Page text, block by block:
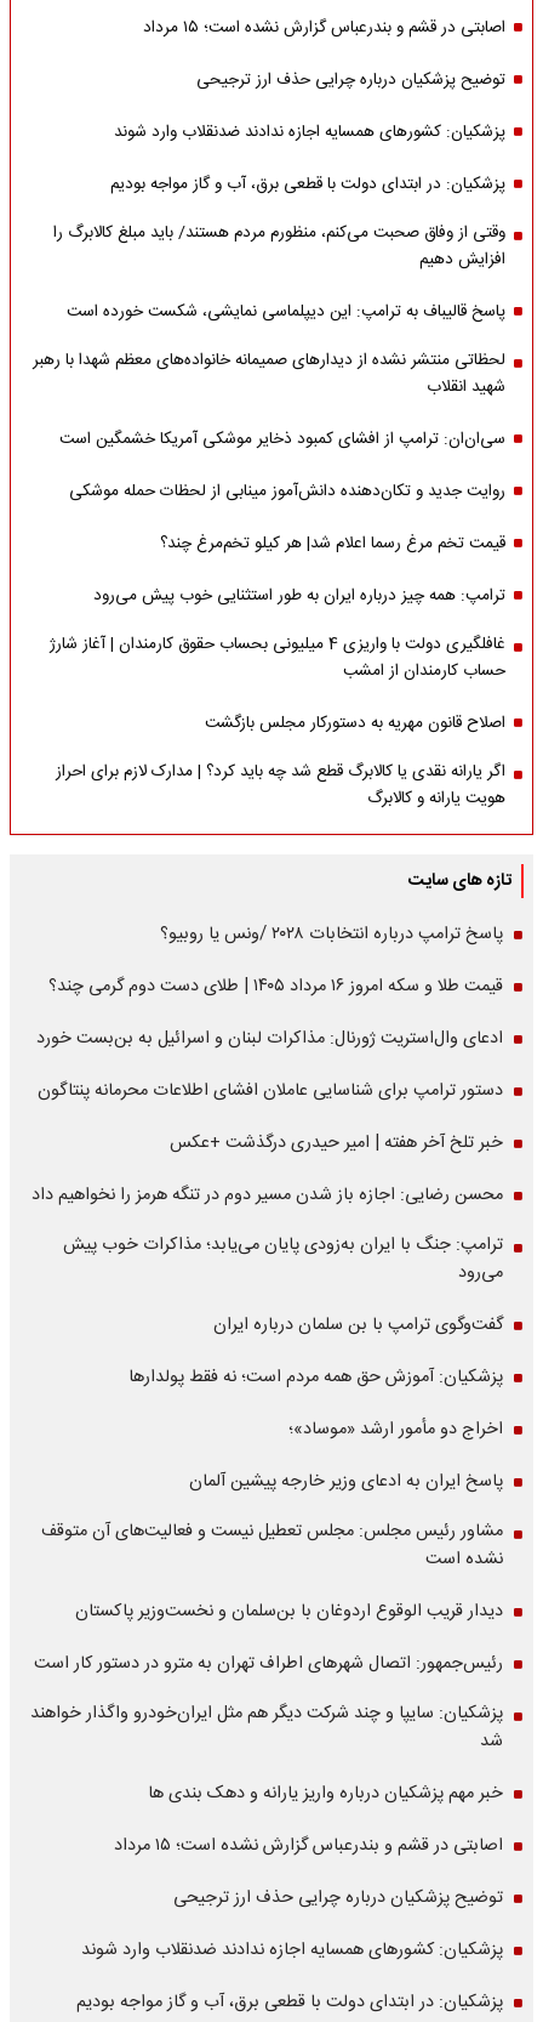
اصابتی در قشم و بندرعباس گزارش نشده است؛ ۱۵ مرداد
توضیح پزشکیان درباره چرایی حذف ارز ترجیحی
پزشکیان: کشورهای همسایه اجازه ندادند ضدنقلاب وارد شوند
پزشکیان: در ابتدای دولت با قطعی برق، آب و گاز مواجه بودیم
وقتی از وفاق صحبت می‌کنم، منظورم مردم هستند/ باید مبلغ کالابرگ را
افزایش دهیم
پاسخ قالیباف به ترامپ: این دیپلماسی نمایشی، شکست خورده است
لحظاتی منتشر نشده از دیدارهای صمیمانه خانواده‌های معظم شهدا با رهبر
شهید انقلاب
سی‌ان‌ان: ترامپ از افشای کمبود ذخایر موشکی آمریکا خشمگین است
روایت جدید و تکان‌دهنده دانش‌آموز مینابی از لحظات حمله موشکی
قیمت تخم مرغ رسما اعلام شد| هر کیلو تخم‌مرغ چند؟
ترامپ: همه چیز درباره ایران به طور استثنایی خوب پیش می‌رود
غافلگیری دولت با واریزی 4 میلیونی بحساب حقوق کارمندان | آغاز شارژ
حساب کارمندان از امشب
اصلاح قانون مهریه به دستورکار مجلس بازگشت
اگر یارانه نقدی یا کالابرگ قطع شد چه باید کرد؟ | مدارک لازم برای احراز
هویت یارانه و کالابرگ
تازه های سایت
پاسخ ترامپ درباره انتخابات ۲۰۲۸ /ونس یا روبیو؟
قیمت طلا و سکه امروز ۱۶ مرداد ۱۴۰۵ | طلای دست دوم گرمی چند؟
ادعای وال‌استریت ژورنال: مذاکرات لبنان و اسرائیل به بن‌بست خورد
دستور ترامپ برای شناسایی عاملان افشای اطلاعات محرمانه پنتاگون
خبر تلخ آخر هفته | امیر حیدری درگذشت +عکس
محسن رضایی: اجازه باز شدن مسیر دوم در تنگه هرمز را نخواهیم داد
ترامپ: جنگ با ایران به‌زودی پایان می‌یابد؛ مذاکرات خوب پیش
می‌رود
گفت‌وگوی ترامپ با بن سلمان درباره ایران
پزشکیان: آموزش حق همه مردم است؛ نه فقط پولدارها
اخراج دو مأمور ارشد «موساد»؛
پاسخ ایران به ادعای وزیر خارجه پیشین آلمان
مشاور رئیس مجلس: مجلس تعطیل نیست و فعالیت‌های آن متوقف
نشده است
دیدار قریب الوقوع اردوغان با بن‌سلمان و نخست‌وزیر پاکستان
رئیس‌جمهور: اتصال شهرهای اطراف تهران به مترو در دستور کار است
پزشکیان: سایپا و چند شرکت دیگر هم مثل ایران‌خودرو واگذار خواهند
شد
خبر مهم پزشکیان درباره واریز یارانه و دهک بندی ها
اصابتی در قشم و بندرعباس گزارش نشده است؛ ۱۵ مرداد
توضیح پزشکیان درباره چرایی حذف ارز ترجیحی
پزشکیان: کشورهای همسایه اجازه ندادند ضدنقلاب وارد شوند
پزشکیان: در ابتدای دولت با قطعی برق، آب و گاز مواجه بودیم